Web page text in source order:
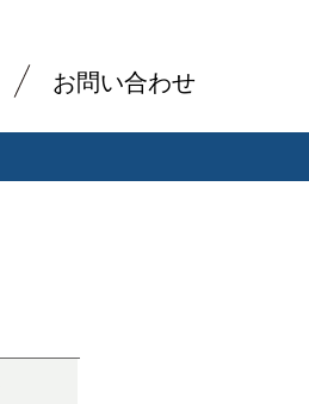
お問い合わせ